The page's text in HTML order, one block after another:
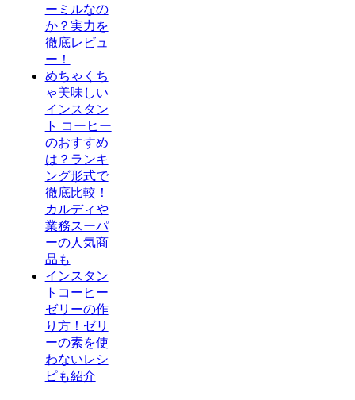
ーミルなの
か？実力を
徹底レビュ
ー！
めちゃくち
ゃ美味しい
インスタン
ト コーヒー
のおすすめ
は？ランキ
ング形式で
徹底比較！
カルディや
業務スーパ
ーの人気商
品も
インスタン
トコーヒー
ゼリーの作
り方！ゼリ
ーの素を使
わないレシ
ピも紹介